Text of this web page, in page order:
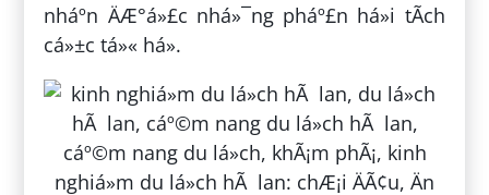
nháº­n ÄÆ°á»£c nhá»¯ng pháº£n há»i tÃ­ch
cá»±c tá»« há».